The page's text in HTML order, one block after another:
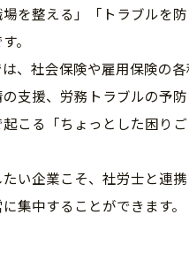
場を整える」「トラブルを
。
、社会保険や雇用保険の
支援、労務トラブルの予防
こる「ちょっとした困り
い企業こそ、社労士と連
集中することができます。